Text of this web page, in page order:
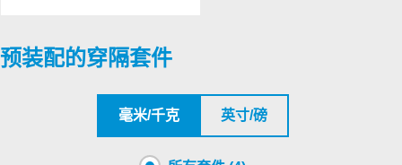
预装配的穿隔套件
毫米/千克 英寸/磅